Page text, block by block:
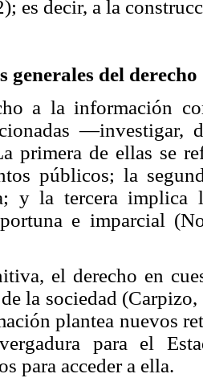
es decir, a la
generales del
a la información
primera de ellas se
públicos; la
y la tercera implica
e imparcial
el derecho en
la sociedad
plantea nuevos
para el
para acceder a ella.